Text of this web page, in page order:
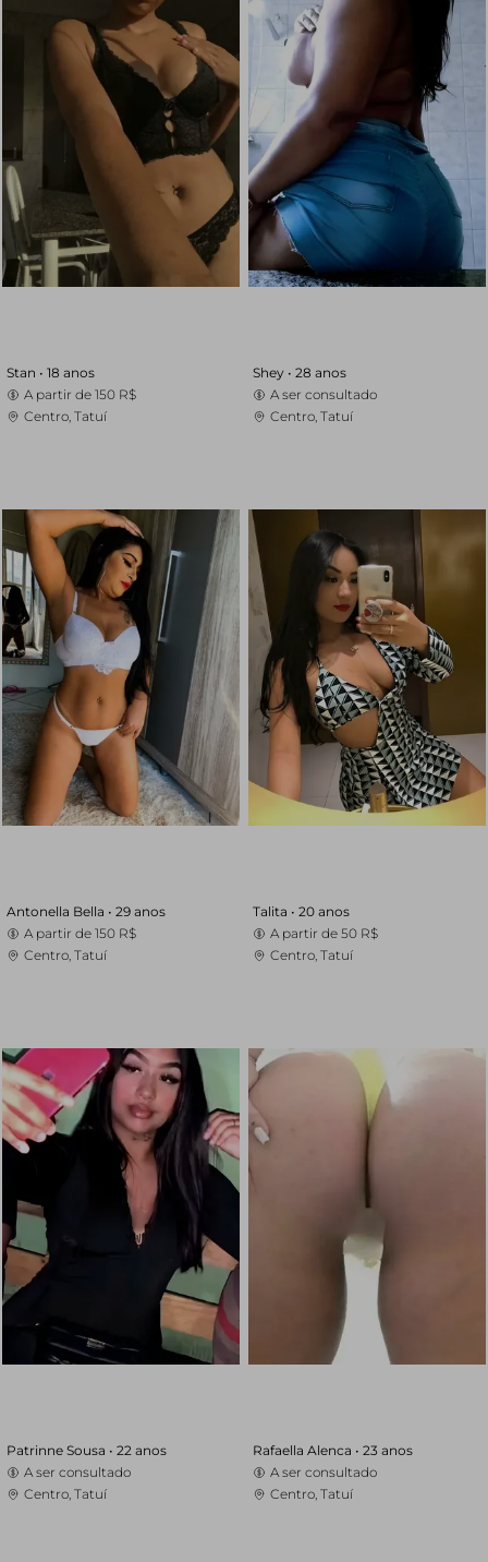
Stan • 18 anos
A partir de 150 R$
Centro, Tatuí
Shey • 28 anos
A ser consultado
Centro, Tatuí
Antonella Bella • 29 anos
A partir de 150 R$
Centro, Tatuí
Talita • 20 anos
A partir de 50 R$
Centro, Tatuí
Patrinne Sousa • 22 anos
A ser consultado
Centro, Tatuí
Rafaella Alenca • 23 anos
A ser consultado
Centro, Tatuí